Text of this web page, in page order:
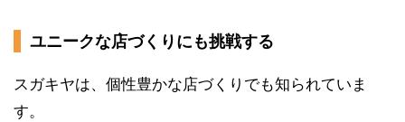
ユニークな店づくりにも挑戦する
スガキヤは、個性豊かな店づくりでも知られていま
す。